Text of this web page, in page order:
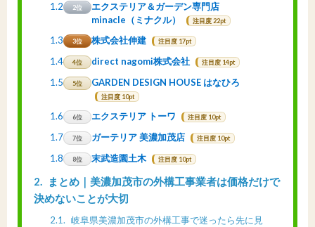
1.2 2位
エクステリア＆ガーデン専門店
minacle（ミナクル）
注目度 22pt
1.3 3位 株式会社伸建 注目度 17pt
1.4 4位 direct nagomi株式会社 注目度 14pt
1.5 5位 GARDEN DESIGN HOUSE はなひろ
注目度 10pt
1.6 6位 エクステリア トーワ 注目度 10pt
1.7 7位 ガーテリア 美濃加茂店 注目度 10pt
1.8 8位 末武造園土木 注目度 10pt
2
まとめ｜美濃加茂市の外構工事業者は価格だけで
決めないことが大切
2.1
岐阜県美濃加茂市の外構工事で迷ったら先に見